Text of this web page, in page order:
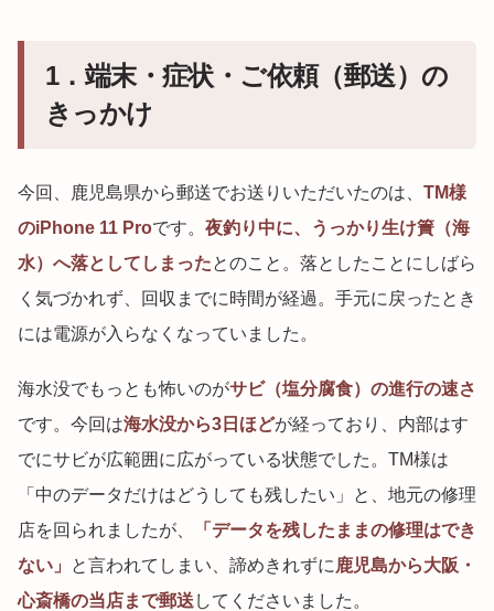
1．端末・症状・ご依頼（郵送）の
きっかけ
今回、鹿児島県から郵送でお送りいただいたのは、 TM様
のiPhone 11 Proです。 夜釣り中に、うっかり生け簀（海
水）へ落としてしまったとのこと。落としたことにしばら
く気づかれず、回収までに時間が経過。手元に戻ったとき
には電源が入らなくなっていました。
海水没でもっとも怖いのがサビ（塩分腐食）の進行の速さ
です。今回は海水没から3日ほどが経っており、内部はす
でにサビが広範囲に広がっている状態でした。TM様は
「中のデータだけはどうしても残したい」と、地元の修理
店を回られましたが、
「データを残したままの修理はでき
ない」
と言われてしまい、諦めきれずに 鹿児島から大阪・
心斎橋の当店まで郵送 してくださいました。